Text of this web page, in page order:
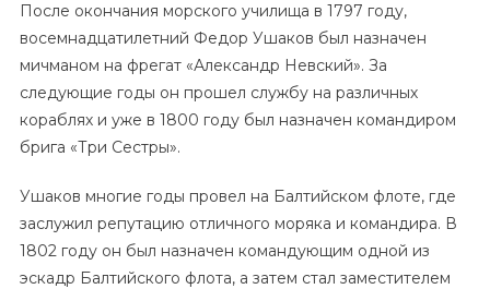
После окончания морского училища в 1797 году,
восемнадцатилетний Федор Ушаков был назначен
мичманом на фрегат «Александр Невский». За
следующие годы он прошел службу на различных
кораблях и уже в 1800 году был назначен командиром
брига «Три Сестры».
Ушаков многие годы провел на Балтийском флоте, где
заслужил репутацию отличного моряка и командира. В
1802 году он был назначен командующим одной из
эскадр Балтийского флота, а затем стал заместителем